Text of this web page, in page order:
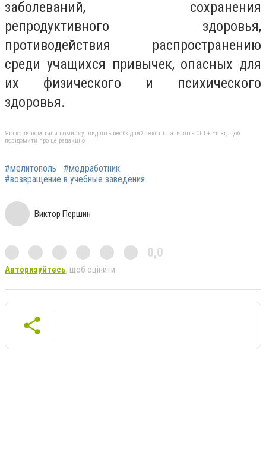
заболеваний, сохранения
репродуктивного здоровья,
противодействия распространению
среди учащихся привычек, опасных для
их физического и психического
здоровья.
Якщо ви помітили помилку, виділіть необхідний текст і натисніть Ctrl + Enter, щоб
повідомити про це редакцію
#мелитополь
#медработник
#возвращение в учебные заведения
Виктор Першин
0,0
Авторизуйтесь, щоб оцінити